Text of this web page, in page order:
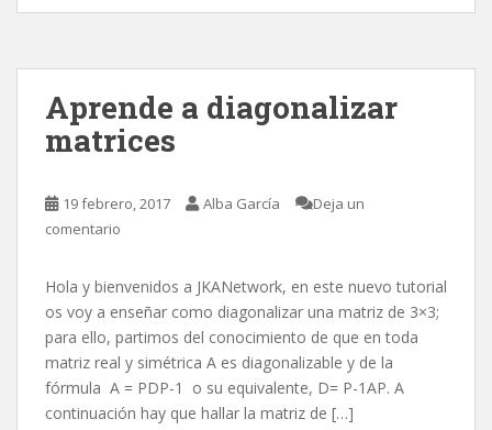
Aprende a diagonalizar
matrices
19 febrero, 2017 Alba García
Deja un
comentario
Hola y bienvenidos a JKANetwork, en este nuevo tutorial
os voy a enseñar como diagonalizar una matriz de 3×3;
para ello, partimos del conocimiento de que en toda
matriz real y simétrica A es diagonalizable y de la
fórmula A = PDP-1 o su equivalente, D= P-1AP. A
continuación hay que hallar la matriz de […]